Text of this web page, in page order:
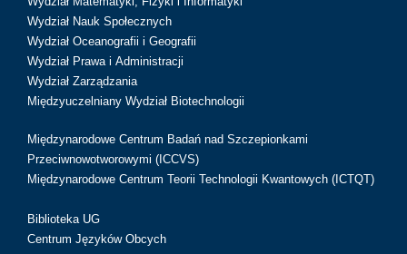
Wydział Nauk Społecznych
Wydział Oceanografii i Geografii
Wydział Prawa i Administracji
Wydział Zarządzania
Międzyuczelniany Wydział Biotechnologii
Międzynarodowe Centrum Badań nad Szczepionkami
Przeciwnowotworowymi (ICCVS)
Międzynarodowe Centrum Teorii Technologii Kwantowych (ICTQT)
Biblioteka UG
Centrum Języków Obcych